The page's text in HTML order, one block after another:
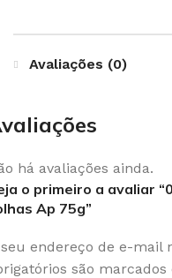
Avaliações (0)
há avaliações ainda.
o primeiro a avaliar
Ap 75g”
seu endereço de e-mail
são marcados